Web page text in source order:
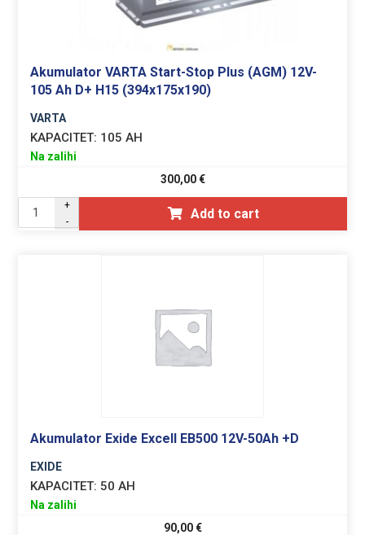
Akumulator VARTA Start-Stop Plus (AGM) 12V-
105 Ah D+ H15 (394x175x190)
VARTA
KAPACITET: 105 AH
Na zalihi
300,00€
+
-
Add to cart
Akumulator Exide Excell EB500 12V-50Ah +D
EXIDE
KAPACITET: 50 AH
Na zalihi
90,00€